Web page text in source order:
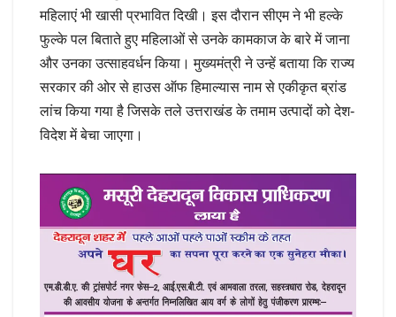
महिलाएं भी खासी प्रभावित दिखी। इस दौरान सीएम ने भी हल्के
फुल्के पल बिताते हुए महिलाओं से उनके कामकाज के बारे में जाना
और उनका उत्साहवर्धन किया। मुख्यमंत्री ने उन्हें बताया कि राज्य
सरकार की ओर से हाउस ऑफ हिमाल्यास नाम से एकीकृत ब्रांड
लांच किया गया है जिसके तले उत्तराखंड के तमाम उत्पादों को देश-
विदेश में बेचा जाएगा।